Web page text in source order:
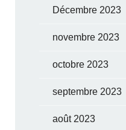
Décembre 2023
novembre 2023
octobre 2023
septembre 2023
août 2023